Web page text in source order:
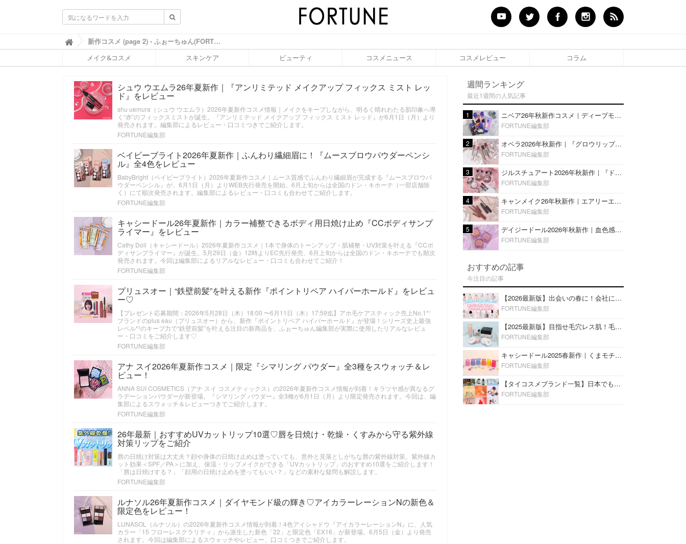
ふ
ぉ
ち
ん
(
F
O
N
E
)
新作コスメ (page 2) - ふぉーちゅん(FORTUNE)
メイク&コスメ スキンケア ビューティ コスメニュース コスメレビュー コラム
シュウ ウエムラ26年夏新作｜『アンリミテッド メイクアップ フィックス ミスト レッ
ド』をレビュー
shu uemura（シュウ ウエムラ）2026年夏新作コスメ情報｜メイクをキープしながら、明るく晴れわたる肌印象へ導
く“赤”のフィックスミストが誕生。『アンリミテッド メイクアップ フィックス ミスト レッド』が6月1日（月）より
発売されます。編集部によるレビュー・口コミつきでご紹介します。
FORTUNE編集部
ベイビーブライト2026年夏新作｜ふんわり繊細眉に！『ムースブロウパウダーペンシ
ル』全4色をレビュー
BabyBright（ベイビーブライト）2026年夏新作コスメ｜ムース質感でふんわり繊細眉が完成する『ムースブロウパ
ウダーペンシル』が、6月1日（月）よりWEB先⾏発売を開始。6月上旬からは全国のドン・キホーテ（一部店舗除
く）にて順次発売されます。編集部によるレビュー・口コミも合わせてご紹介します。
FORTUNE編集部
キャシードール26年夏新作｜カラー補整できるボディ用日焼け止め『CCボディサンプ
ライマー』をレビュー
Cathy Doll（キャシードール）2026年夏新作コスメ｜1本で身体のトーンアップ・肌補整・UV対策を叶える『CCボ
ディサンプライマー』が誕生。5月29日（金）12時よりEC先行発売、6月上旬からは全国のドン・キホーテでも順次
発売されます。今回は編集部によるリアルなレビュー・口コミも合わせてご紹介！
FORTUNE編集部
プリュスオー｜“鉄壁前髪”を叶える新作『ポイントリペア ハイパーホールド』をレビュ
ー♡
【プレゼント応募期間：2026年5月28日（木）18:00 〜6月11日（木）17:59迄】アホ毛ケアスティック売上No.1*¹
ブランドのplus eau（プリュスオー）から、新作『ポイントリペア ハイパーホールド』が登場！シリーズ史上最強
レベル*²のキープ力で“鉄壁前髪”を叶える注目の新商品を、ふぉーちゅん編集部が実際に使用したリアルなレビュ
ー・口コミをご紹介します♡
FORTUNE編集部
アナ スイ2026年夏新作コスメ｜限定『シマリング パウダー』全3種をスウォッチ＆レ
ビュー！
ANNA SUI COSMETICS（アナ スイ コスメティックス）の2026年夏新作コスメ情報が到着！キラツヤ感が異なるグ
ラデーションパウダーが新登場。『シマリング パウダー』全3種が6月1日（月）より限定発売されます。今回は、編
集部によるスウォッチ＆レビューつきでご紹介します。
FORTUNE編集部
26年最新｜おすすめUVカットリップ10選♡唇を日焼け・乾燥・くすみから守る紫外線
対策リップをご紹介
唇の日焼け対策は大丈夫？顔や身体の日焼け止めは塗っていても、意外と見落としがちな唇の紫外線対策。紫外線カ
ット効果＜SPF／PA＞に加え、保湿・リップメイクができる「UVカットリップ」のおすすめ10選をご紹介します！
「唇は日焼けする？」「顔用の日焼け止めを塗ってもいい？」などの素朴な疑問も解説します。
FORTUNE編集部
ルナソル26年夏新作コスメ｜ダイヤモンド級の輝き♡アイカラーレーションNの新色＆
限定色をレビュー！
LUNASOL（ルナソル）の2026年夏新作コスメ情報が到着！4色アイシャドウ『アイカラーレーションN』に、人気
カラー「15 フローレスクラリティ」から派生した新色「22」と限定色「EX16」が新登場。6月5日（金）より発売
されます。今回は編集部によるスウォッチやレビュー、口コミつきでご紹介します。
週間ランキング
最近1週間の人気記事
1 ニベア26年秋新作コスメ｜ディープモイスチャーリップの美容液タイプや2in1ボディクリームスクラブも
FORTUNE編集部
2 オペラ2026年秋新作｜『グロウリップティント』の新色・限定色はローズジャムカラー♡全4色をレビュー
FORTUNE編集部
3 ジルスチュアート2026年秋新作｜『ドレスドブルーム アイズ』新色や限定ハイライト・リップをレビュー
FORTUNE編集部
4 キャンメイク26年秋新作｜エアリーエクステンションライナー＆カールスナイパーマスカラ新色をレビュー
FORTUNE編集部
5 デイジードール2026年秋新作｜血色感が可愛い♡『パウダー ブラッシュ ブルーム』新3色をレビュー
FORTUNE編集部
おすすめの記事
今注目の記事
【2026最新版】出会いの春に！会社にもおすすめの好印象な香水14選♡ビジネスの場での香水マナーも
FORTUNE編集部
【2025最新版】目指せ毛穴レス肌！毛穴を埋めて隠す「おすすめ部分用下地＆プライマー」ランキング♡
FORTUNE編集部
キャシードール2025春新作｜くまモチーフのミニリップ「シャイニーベア リップモイスト」をレビュー♡
FORTUNE編集部
【タイコスメブランド一覧】日本でも人気沸騰中の“タイコスメ”ブランド20選！
FORTUNE編集部